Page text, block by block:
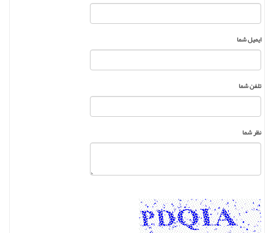
ایمیل شما
تلفن شما
نظر شما